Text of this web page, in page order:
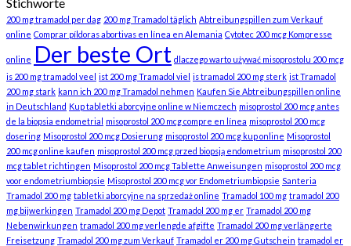
200 mg tramadol per dag 200 mg Tramadol täglich Abtreibungspillen zum Verkauf
online Comprar píldoras abortivas en línea en Alemania Cytotec 200 mcg Kompresse
online Der beste Ort dlaczego warto używać misoprostolu 200 mcg
is 200 mg tramadol veel ist 200 mg Tramadol viel is tramadol 200 mg sterk ist Tramadol
200 mg stark kann ich 200 mg Tramadol nehmen Kaufen Sie Abtreibungspillen online
in Deutschland Kup tabletki aborcyjne online w Niemczech misoprostol 200 mcg antes
de la biopsia endometrial misoprostol 200 mcg compre en línea misoprostol 200 mcg
dosering Misoprostol 200 mcg Dosierung misoprostol 200 mcg kup online Misoprostol
200 mcg online kaufen misoprostol 200 mcg przed biopsją endometrium misoprostol 200
mcg tablet richtingen Misoprostol 200 mcg Tablette Anweisungen misoprostol 200 mcg
voor endometriumbiopsie Misoprostol 200 mcg vor Endometriumbiopsie Santeria
Tramadol 200 mg tabletki aborcyjne na sprzedaż online Tramadol 100 mg tramadol 200
mg bijwerkingen Tramadol 200 mg Depot Tramadol 200 mg er Tramadol 200 mg
Nebenwirkungen tramadol 200 mg verlengde afgifte Tramadol 200 mg verlängerte
Freisetzung Tramadol 200 mg zum Verkauf Tramadol er 200 mg Gutschein tramadol er